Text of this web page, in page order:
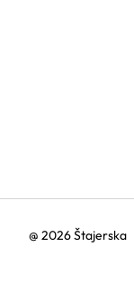
@ 2026 Štajerska